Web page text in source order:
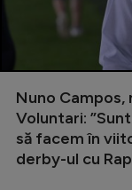
Nuno Campos,
Voluntari:
să facem în
derby-ul cu